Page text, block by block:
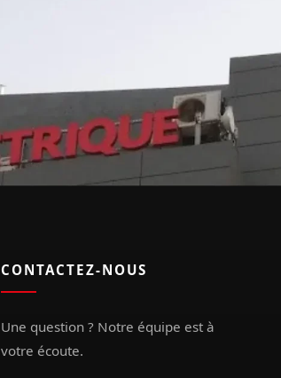
CONTACTEZ-NOUS
Une question ? Notre équipe est à
votre écoute.